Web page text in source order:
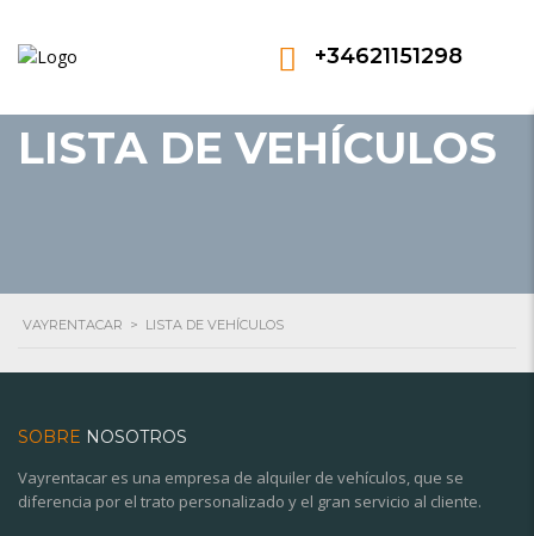
+34621151298
LISTA DE VEHÍCULOS
VAYRENTACAR > LISTA DE VEHÍCULOS
SOBRE NOSOTROS
Vayrentacar es una empresa de alquiler de vehículos, que se
diferencia por el trato personalizado y el gran servicio al cliente.